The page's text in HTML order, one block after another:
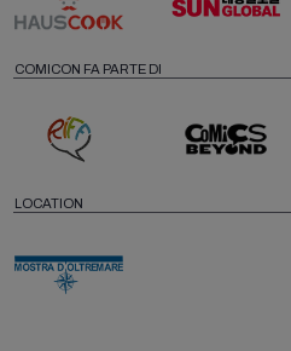
COMICON FA PARTE DI
LOCATION